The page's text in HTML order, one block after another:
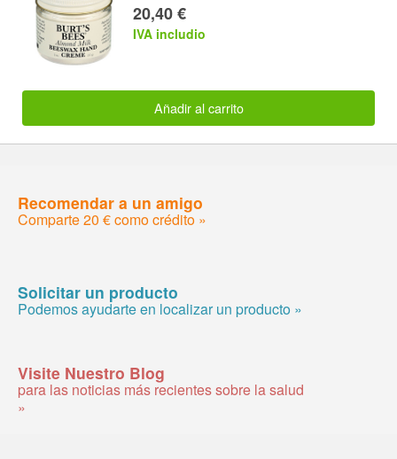
20,40 €
IVA includio
Añadir al carrito
Recomendar a un amigo
Comparte 20 € como crédito »
Solicitar un producto
Podemos ayudarte en localizar un producto »
Visite Nuestro Blog
para las noticias más recientes sobre la salud
»